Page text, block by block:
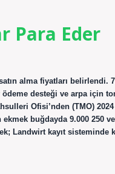
Para Eder
alma fiyatları belirlendi.
desteği ve arpa için
Ofisi’nden (TMO) 2024
buğdayda 9.000 250
Landwirt kayıt